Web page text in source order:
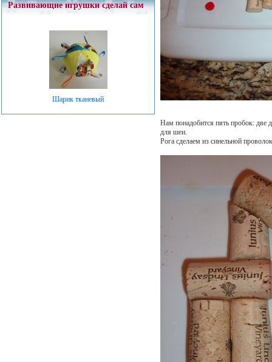
Развивающие игрушки сделай сам
Шарик тканевый
Нам понадобится пять пробок: две
для шеи.
Рога сделаем из синельной